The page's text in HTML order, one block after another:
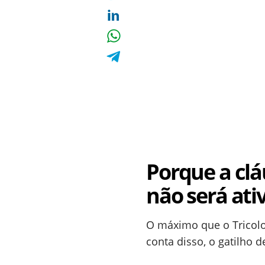
Porque a
não será
O máximo que o
conta disso, o gatilho